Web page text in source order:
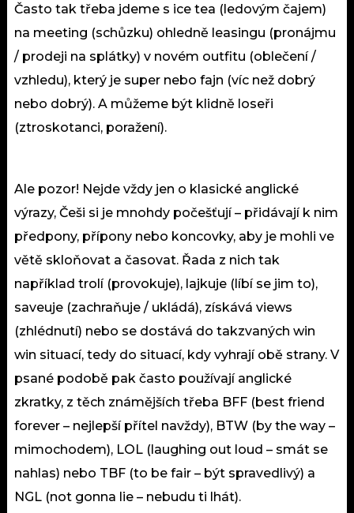
Často tak třeba jdeme s ice tea (ledovým čajem)
na meeting (schůzku) ohledně leasingu (pronájmu
/ prodeji na splátky) v novém outfitu (oblečení /
vzhledu), který je super nebo fajn (víc než dobrý
nebo dobrý). A můžeme být klidně loseři
(ztroskotanci, poražení).
Ale pozor! Nejde vždy jen o klasické anglické
výrazy, Češi si je mnohdy počešťují – přidávají k nim
předpony, přípony nebo koncovky, aby je mohli ve
větě skloňovat a časovat. Řada z nich tak
například trolí (provokuje), lajkuje (líbí se jim to),
saveuje (zachraňuje / ukládá), získává views
(zhlédnutí) nebo se dostává do takzvaných win
win situací, tedy do situací, kdy vyhrají obě strany. V
psané podobě pak často používají anglické
zkratky, z těch známějších třeba BFF (best friend
forever – nejlepší přítel navždy), BTW (by the way –
mimochodem), LOL (laughing out loud – smát se
nahlas) nebo TBF (to be fair – být spravedlivý) a
NGL (not gonna lie – nebudu ti lhát).